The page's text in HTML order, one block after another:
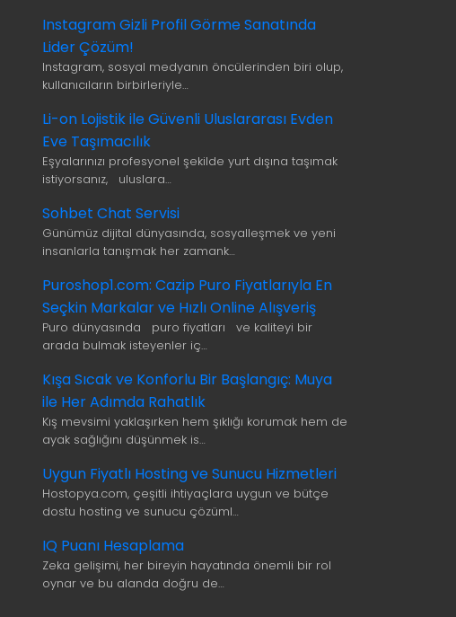
Instagram Gizli Profil Görme Sanatında
Lider Çözüm!
Instagram, sosyal medyanın öncülerinden biri olup,
kullanıcıların birbirleriyle…
Li-on Lojistik ile Güvenli Uluslararası Evden
Eve Taşımacılık
Eşyalarınızı profesyonel şekilde yurt dışına taşımak
istiyorsanız, uluslara…
Sohbet Chat Servisi
Günümüz dijital dünyasında, sosyalleşmek ve yeni
insanlarla tanışmak her zamank…
Puroshop1.com: Cazip Puro Fiyatlarıyla En
Seçkin Markalar ve Hızlı Online Alışveriş
Puro dünyasında puro fiyatları ve kaliteyi bir
arada bulmak isteyenler iç…
Kışa Sıcak ve Konforlu Bir Başlangıç: Muya
ile Her Adımda Rahatlık
Kış mevsimi yaklaşırken hem şıklığı korumak hem de
ayak sağlığını düşünmek is…
Uygun Fiyatlı Hosting ve Sunucu Hizmetleri
Hostopya.com, çeşitli ihtiyaçlara uygun ve bütçe
dostu hosting ve sunucu çözüml…
IQ Puanı Hesaplama
Zeka gelişimi, her bireyin hayatında önemli bir rol
oynar ve bu alanda doğru de…